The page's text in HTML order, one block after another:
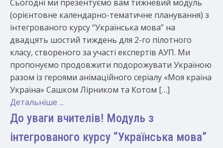
Сьогодні ми презентуємо вам тижневий модуль
(орієнтовне календарно-тематичне планування) з
інтегрованого курсу “Українська мова” на
двадцять шостий тиждень для 2-го пілотного
класу, створеного за участі експертів АУП. Ми
пропонуємо продовжити подорожувати Україною
разом із героями анімаційного серіалу «Моя країна
Україна» Сашком Лірником та Котом […]
Детальніше ...
До уваги вчителів! Модуль з
інтегрованого курсу “Українська мова”